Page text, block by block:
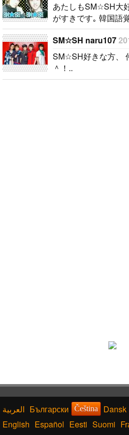
あたしもSM☆SH大
がすきです｡ 韓国語
SM☆SH naru107
SM☆SH好きな方、
＾！..
Български Čeština Dansk
English Español Eesti Suomi